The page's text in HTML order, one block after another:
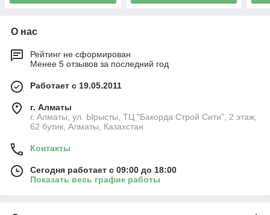
О нас
Рейтинг не сформирован
Менее 5 отзывов за последний год
Работает с 19.05.2011
г. Алматы
г. Алматы, ул. Ырысты, ТЦ "Бакорда Строй Сити", 2 этаж,
62 бутик, Алматы, Казахстан
Контакты
Сегодня работает с 09:00 до 18:00
Показать весь график работы